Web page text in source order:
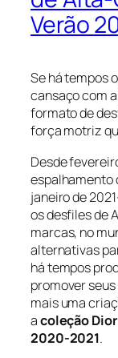
Verão
Se há tempos
cansaço com
formato de
força motriz
Desde
espalhamento
janeiro de
os desfiles de
marcas, no
alternativas
há tempos
promover
mais uma
acoleção
2020-2021.